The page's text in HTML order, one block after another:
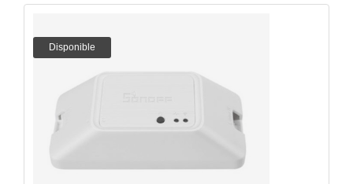
Disponible